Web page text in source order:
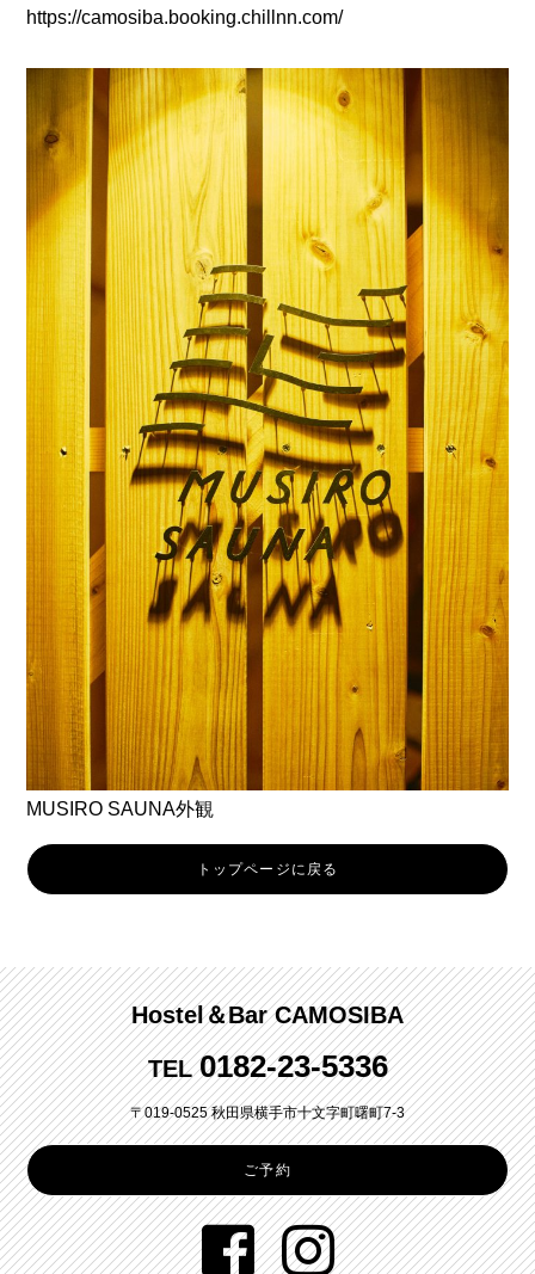
https://camosiba.booking.chillnn.com/
MUSIRO SAUNA外観
トップページに戻る
Hostel＆Bar CAMOSIBA
TEL0182-23-5336
〒019-0525 秋田県横手市十文字町曙町7-3
ご予約